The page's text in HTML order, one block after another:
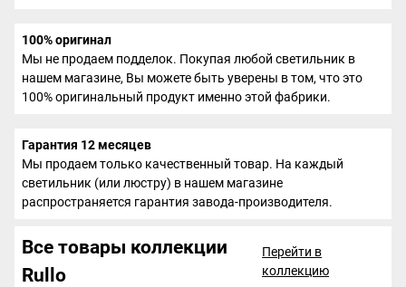
100% оригинал
Мы не продаем подделок. Покупая любой светильник в
нашем магазине, Вы можете быть уверены в том, что это
100% оригинальный продукт именно этой фабрики.
Гарантия 12 месяцев
Мы продаем только качественный товар. На каждый
светильник (или люстру) в нашем магазине
распространяется гарантия завода-производителя.
Все товары коллекции
Rullo
Перейти в
коллекцию